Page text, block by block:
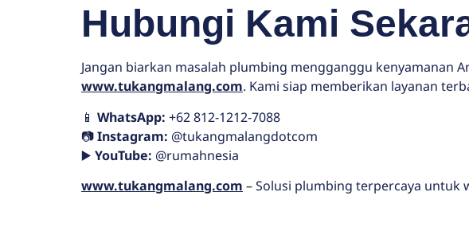
Hubungi Kami
Jangan biarkan masalah plumbing mengganggu kenyamanan
www.tukangmalang.com. Kami siap memberikan layanan
📱 WhatsApp: +62 812-1212-7088
📷Instagram: @tukangmalangdotcom
▶️ YouTube: @rumahnesia
www.tukangmalang.com – Solusi plumbing terpercaya untuk